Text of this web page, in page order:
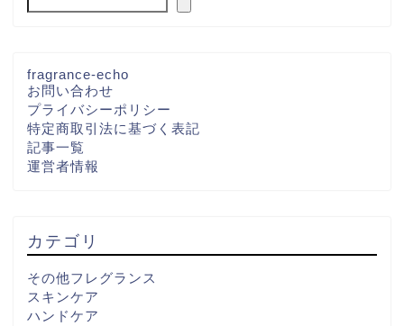
fragrance-echo
お問い合わせ
プライバシーポリシー
特定商取引法に基づく表記
記事一覧
運営者情報
カテゴリ
その他フレグランス
スキンケア
ハンドケア